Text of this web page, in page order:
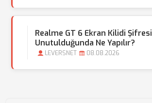
Realme GT 6 Ekran Kilidi Şifresi
Unutulduğunda Ne Yapılır?
LEVERSNET 08.08.2026